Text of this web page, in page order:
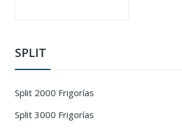
SPLIT
Split 2000 Frigorías
Split 3000 Frigorías